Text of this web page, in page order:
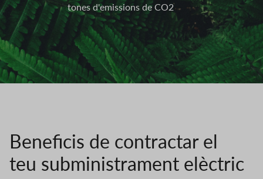
tones d'emissions de CO2
Beneficis de contractar el
teu subministrament elèctric